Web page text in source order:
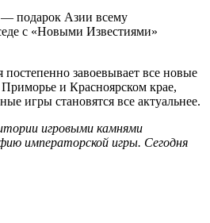
— подарок Азии всему
с «Новыми Известиями»
завоевывает все новые
и Красноярском крае,
игры становятся все актуальнее.
игровыми камнями
императорской игры. Сегодня